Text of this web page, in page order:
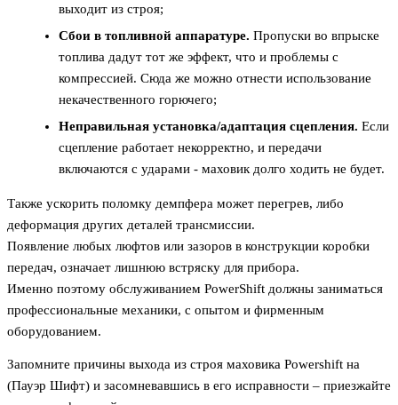
выходит из строя;
Сбои в топливной аппаратуре. Пропуски во впрыске
топлива дадут тот же эффект, что и проблемы с
компрессией. Сюда же можно отнести использование
некачественного горючего;
Неправильная установка/адаптация сцепления. Если
сцепление работает некорректно, и передачи
включаются с ударами - маховик долго ходить не будет.
Также ускорить поломку демпфера может перегрев, либо
деформация других деталей трансмиссии.
Появление любых люфтов или зазоров в конструкции коробки
передач, означает лишнюю встряску для прибора.
Именно поэтому обслуживанием PowerShift должны заниматься
профессиональные механики, с опытом и фирменным
оборудованием.
Запомните причины выхода из строя маховика Powershift на
(Пауэр Шифт) и засомневавшись в его исправности – приезжайте